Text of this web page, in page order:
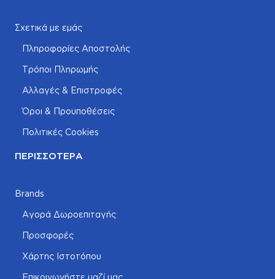
Σχετικά με εμάς
Πληροφορίες Αποστολής
Τρόποι Πληρωμής
Αλλαγές & Επιστροφές
Όροι & Προυποθέσεις
Πολιτικές Cookies
ΠΕΡΙΣΣΌΤΕΡΑ
Brands
Αγορά Δωροεπιταγής
Προσφορές
Χάρτης Ιστοτόπου
Επικοινωνήστε μαζί μας